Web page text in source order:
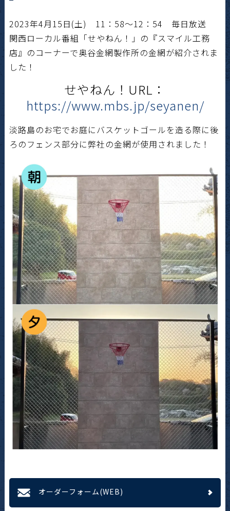
2023年4月15日(土) 11：58～12：54 毎日放送
関西ローカル番組「せやねん！」の『スマイル工務
店』のコーナーで奥谷金網製作所の金網が紹介されま
した！
せやねん！URL：
https://www.mbs.jp/seyanen/
淡路島のお宅でお庭にバスケットゴールを造る際に後
ろのフェンス部分に弊社の金網が使用されました！
オーダーフォーム(WEB)